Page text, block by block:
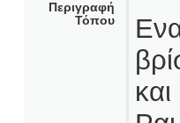
Περιγραφή
Τόπου